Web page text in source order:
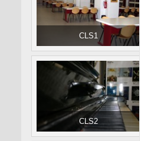
CLS1
CLS2